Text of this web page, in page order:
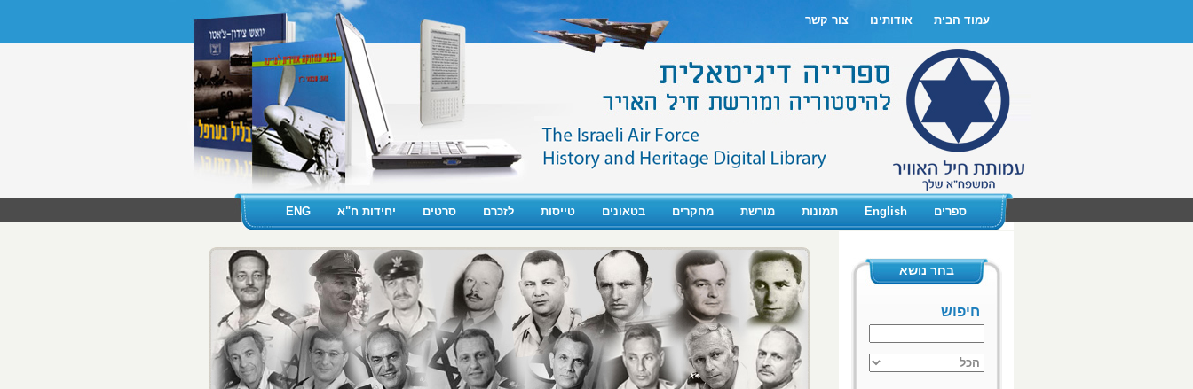
עמוד הבית אודותינו צור קשר
ספרים English תמונות מורשת מחקרים בטאונים טייסות לזכרם סרטים יחידות ח"א ENG
בחר נושא
חיפוש